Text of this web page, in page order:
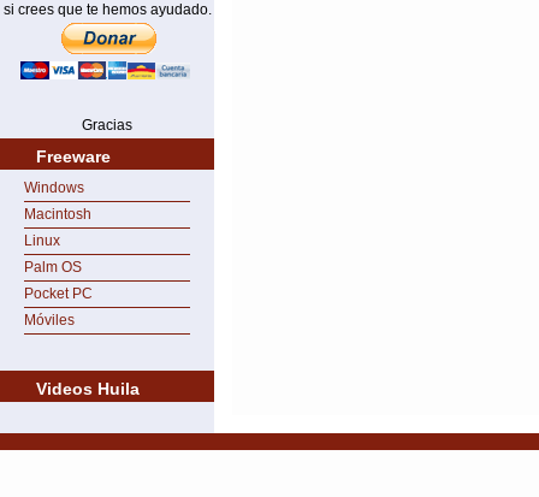
si crees que te hemos ayudado.
Gracias
Freeware
Windows
Macintosh
Linux
Palm OS
Pocket PC
Móviles
Videos Huila